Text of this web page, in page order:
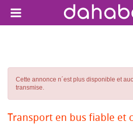
Cette annonce n´est plus disponible et
transmise.
Transport en bus fiable et